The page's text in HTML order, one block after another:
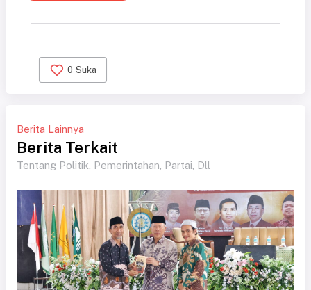
0 Suka
Berita Lainnya
Berita Terkait
Tentang Politik, Pemerintahan, Partai, Dll